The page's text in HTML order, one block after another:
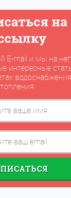
на
E-mail и мы на
интересные